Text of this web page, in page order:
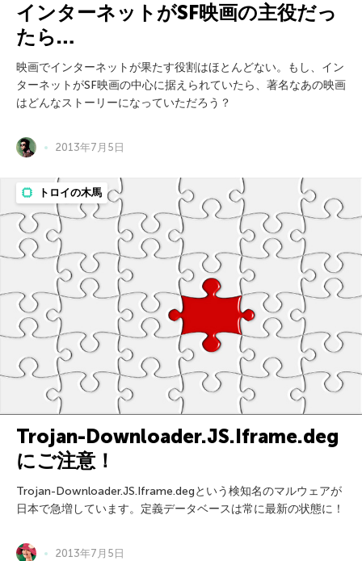
インターネットがSF映画の主役だっ
たら…
映画でインターネットが果たす役割はほとんどない。もし、イン
ターネットがSF映画の中心に据えられていたら、著名なあの映画
はどんなストーリーになっていただろう？
2013年7月5日
トロイの木馬
Trojan-Downloader.JS.Iframe.deg
にご注意！
Trojan-Downloader.JS.Iframe.degという検知名のマルウェアが
日本で急増しています。定義データベースは常に最新の状態に！
2013年7月5日